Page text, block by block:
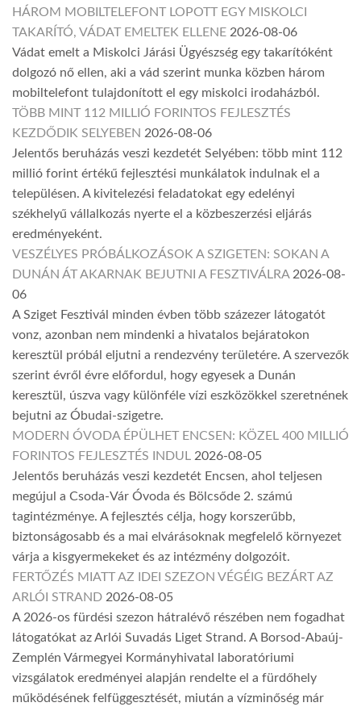
HÁROM MOBILTELEFONT LOPOTT EGY MISKOLCI
TAKARÍTÓ, VÁDAT EMELTEK ELLENE 2026-08-06
Vádat emelt a Miskolci Járási Ügyészség egy takarítóként
dolgozó nő ellen, aki a vád szerint munka közben három
mobiltelefont tulajdonított el egy miskolci irodaházból.
TÖBB MINT 112 MILLIÓ FORINTOS FEJLESZTÉS
KEZDŐDIK SELYEBEN 2026-08-06
Jelentős beruházás veszi kezdetét Selyében: több mint 112
millió forint értékű fejlesztési munkálatok indulnak el a
településen. A kivitelezési feladatokat egy edelényi
székhelyű vállalkozás nyerte el a közbeszerzési eljárás
eredményeként.
VESZÉLYES PRÓBÁLKOZÁSOK A SZIGETEN: SOKAN A
DUNÁN ÁT AKARNAK BEJUTNI A FESZTIVÁLRA 2026-08-
06
A Sziget Fesztivál minden évben több százezer látogatót
vonz, azonban nem mindenki a hivatalos bejáratokon
keresztül próbál eljutni a rendezvény területére. A szervezők
szerint évről évre előfordul, hogy egyesek a Dunán
keresztül, úszva vagy különféle vízi eszközökkel szeretnének
bejutni az Óbudai-szigetre.
MODERN ÓVODA ÉPÜLHET ENCSEN: KÖZEL 400 MILLIÓ
FORINTOS FEJLESZTÉS INDUL 2026-08-05
Jelentős beruházás veszi kezdetét Encsen, ahol teljesen
megújul a Csoda-Vár Óvoda és Bölcsőde 2. számú
tagintézménye. A fejlesztés célja, hogy korszerűbb,
biztonságosabb és a mai elvárásoknak megfelelő környezet
várja a kisgyermekeket és az intézmény dolgozóit.
FERTŐZÉS MIATT AZ IDEI SZEZON VÉGÉIG BEZÁRT AZ
ARLÓI STRAND 2026-08-05
A 2026-os fürdési szezon hátralévő részében nem fogadhat
látogatókat az Arlói Suvadás Liget Strand. A Borsod-Abaúj-
Zemplén Vármegyei Kormányhivatal laboratóriumi
vizsgálatok eredményei alapján rendelte el a fürdőhely
működésének felfüggesztését, miután a vízminőség már